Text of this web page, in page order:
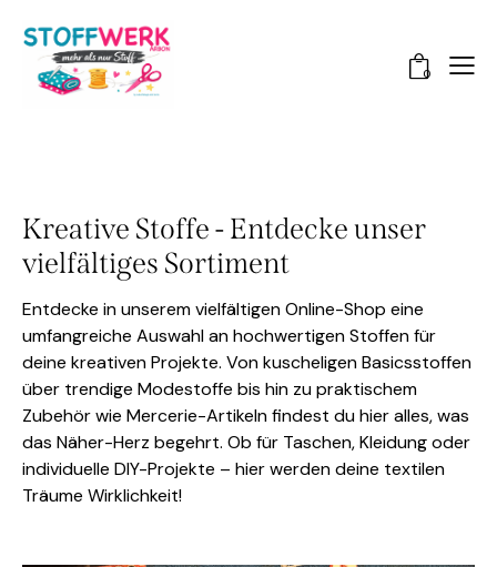
0
Kreative Stoffe - Entdecke unser
vielfältiges Sortiment
Entdecke in unserem vielfältigen Online-Shop eine
umfangreiche Auswahl an hochwertigen Stoffen für
deine kreativen Projekte. Von kuscheligen Basicsstoffen
über trendige Modestoffe bis hin zu praktischem
Zubehör wie Mercerie-Artikeln findest du hier alles, was
das Näher-Herz begehrt. Ob für Taschen, Kleidung oder
individuelle DIY-Projekte – hier werden deine textilen
Träume Wirklichkeit!